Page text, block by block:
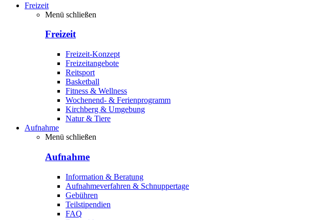
Freizeit
Menü schließen
Freizeit
Freizeit-Konzept
Freizeitangebote
Reitsport
Basketball
Fitness & Wellness
Wochenend- & Ferienprogramm
Kirchberg & Umgebung
Natur & Tiere
Aufnahme
Menü schließen
Aufnahme
Information & Beratung
Aufnahmeverfahren & Schnuppertage
Gebühren
Teilstipendien
FAQ